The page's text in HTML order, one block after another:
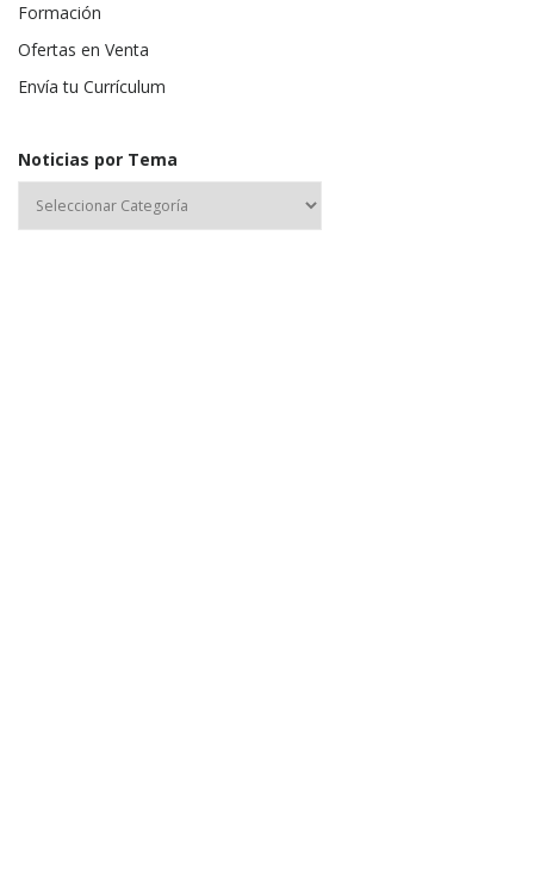
Formación
Ofertas en Venta
Envía tu Currículum
Noticias por Tema